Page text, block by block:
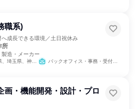
職系)
へ成長できる環境／土日祝休み
所
造・メーカー
岡県、愛知県、大阪府、広島県、福岡県 バックオフィス・事務・受付、営業、経理/税務/財務、人事、総務、IT、組織運営管理・公務員・事務系職種
画・機能開発・設計・プロ